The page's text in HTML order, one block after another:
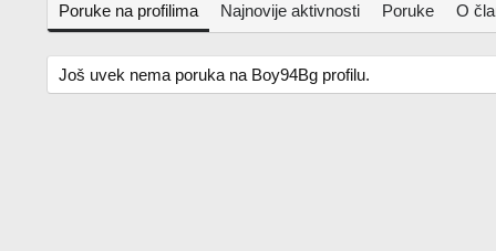
Poruke na profilima Najnovije aktivnosti Poruke O
Još uvek nema poruka na Boy94Bg profilu.